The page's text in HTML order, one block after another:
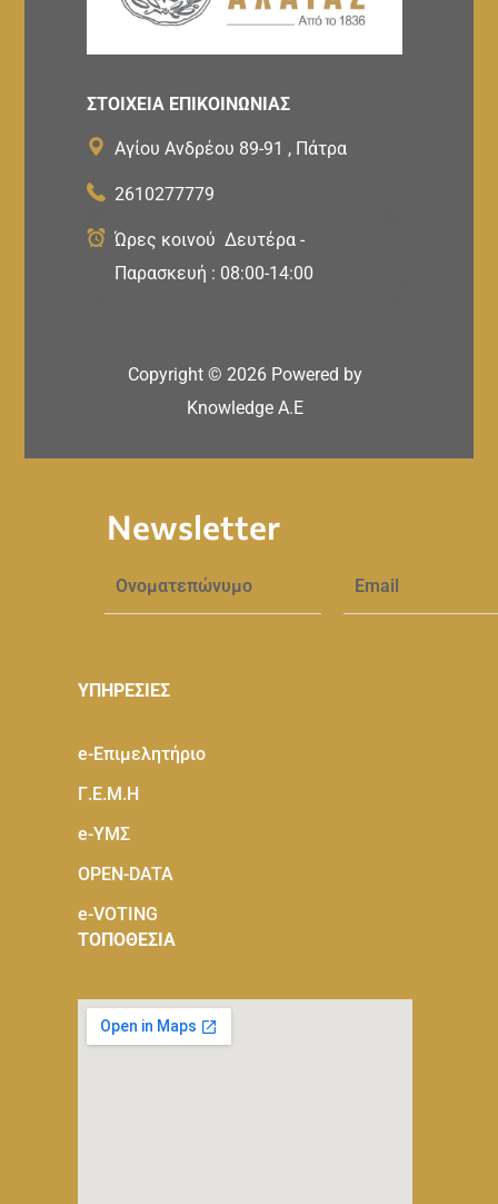
ΣΤΟΙΧΕΙΑ ΕΠΙΚΟΙΝΩΝΙΑΣ
Αγίου Ανδρέου 89-91 , Πάτρα
2610277779
Ώρες κοινού Δευτέρα -
Παρασκευή : 08:00-14:00
Copyright © 2026 Powered by
Knowledge A.E
Newsletter
ΥΠΗΡΕΣΙΕΣ
e-Eπιμελητήριο
Γ.Ε.Μ.Η
e-ΥΜΣ
OPEN-DATA
e-VOTING
ΤΟΠΟΘΕΣΙΑ